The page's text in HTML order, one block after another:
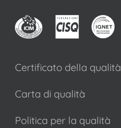
Certificato della qualità
Carta di qualità
Politica per la qualità